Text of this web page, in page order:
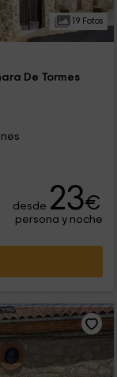
19 Fotos
De Tormes
desde 23€
persona y noche